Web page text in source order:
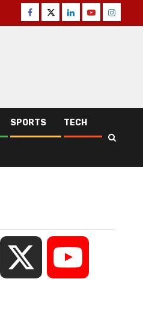
Facebook
TwitterLinkedinYoutube
SPORTS TECH
Instagram